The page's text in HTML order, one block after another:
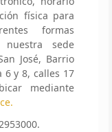
física para
formas
nuestra sede
José, Barrio
6 y 8, calles 17
mediante